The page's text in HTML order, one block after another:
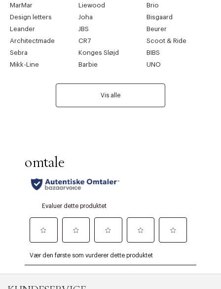
MarMar
Liewood
Brio
Design letters
Joha
Bisgaard
Leander
JBS
Beurer
Architectmade
CR7
Scoot & Ride
Sebra
Konges Sløjd
BIBS
Mikk-Line
Barbie UNO
Vis alle